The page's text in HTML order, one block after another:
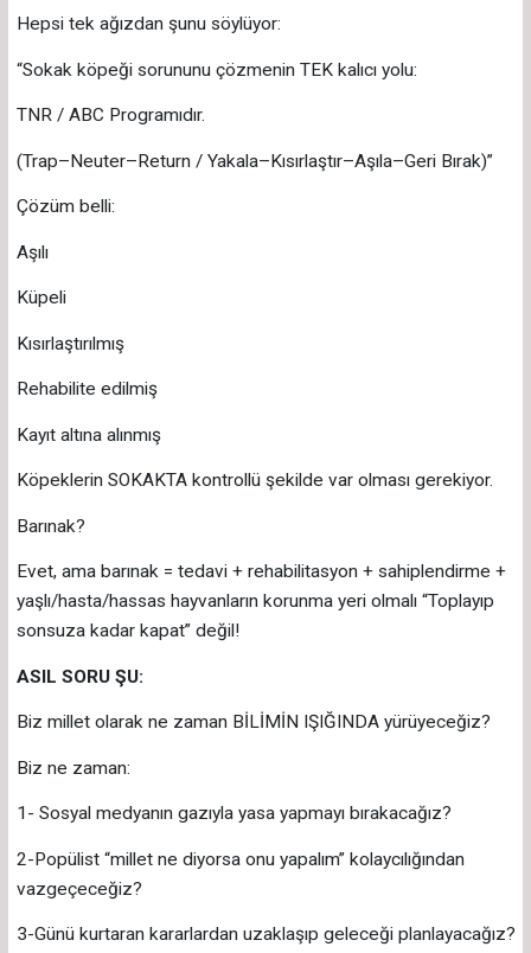
Hepsi tek ağızdan şunu söylüyor:
“Sokak köpeği sorununu çözmenin TEK kalıcı yolu:
TNR / ABC Programıdır.
(Trap–Neuter–Return / Yakala–Kısırlaştır–Aşıla–Geri Bırak)”
Çözüm belli:
Aşılı
Küpeli
Kısırlaştırılmış
Rehabilite edilmiş
Kayıt altına alınmış
Köpeklerin SOKAKTA kontrollü şekilde var olması gerekiyor.
Barınak?
Evet, ama barınak = tedavi + rehabilitasyon + sahiplendirme +
yaşlı/hasta/hassas hayvanların korunma yeri olmalı “Toplayıp
sonsuza kadar kapat” değil!
ASIL SORU ŞU:
Biz millet olarak ne zaman BİLİMİN IŞIĞINDA yürüyeceğiz?
Biz ne zaman:
1- Sosyal medyanın gazıyla yasa yapmayı bırakacağız?
2-Popülist “millet ne diyorsa onu yapalım” kolaycılığından
vazgeçeceğiz?
3-Günü kurtaran kararlardan uzaklaşıp geleceği planlayacağız?